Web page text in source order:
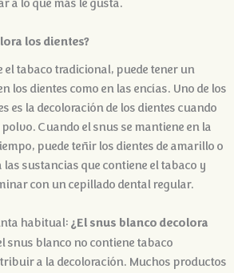
a lo que más le gusta.
los dientes?
el tabaco tradicional, puede tener un
los dientes como en las encías. Uno de los
es la decoloración de los dientes cuando
Cuando el snus se mantiene en la
puede teñir los dientes de amarillo o
las sustancias que contiene el tabaco y
con un cepillado dental regular.
habitual: ¿El snus blanco decolora
snus blanco no contiene tabaco
a la decoloración. Muchos productos